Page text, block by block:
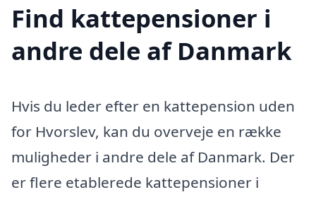
Find kattepensioner i
andre dele af Danmark
Hvis du leder efter en kattepension uden
for Hvorslev, kan du overveje en række
muligheder i andre dele af Danmark. Der
er flere etablerede kattepensioner i